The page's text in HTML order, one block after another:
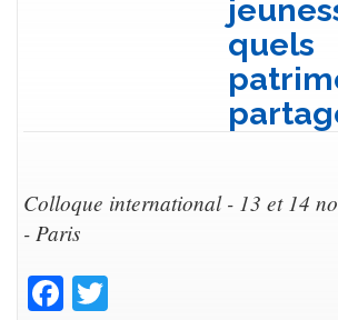
quels
Colloque international - 13 et 14
- Paris
Facebook